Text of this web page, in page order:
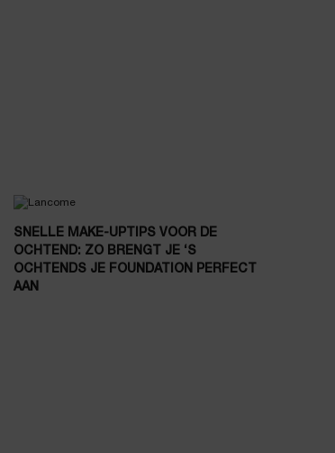
SNELLE MAKE-UPTIPS VOOR DE
OCHTEND: ZO BRENGT JE ‘S
OCHTENDS JE FOUNDATION PERFECT
AAN